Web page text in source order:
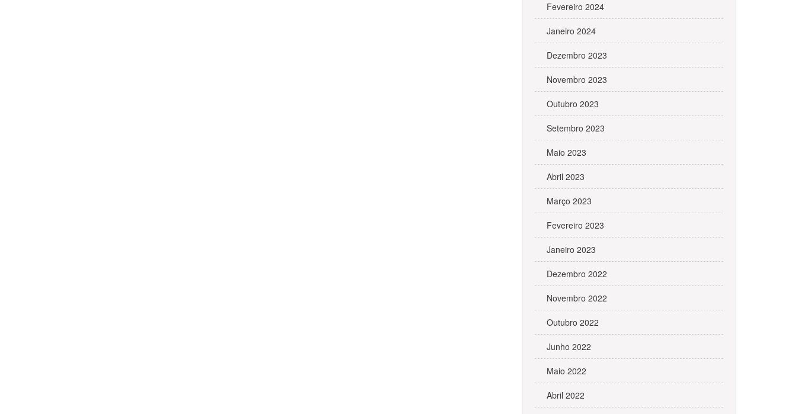
Fevereiro 2024
Janeiro 2024
Dezembro 2023
Novembro 2023
Outubro 2023
Setembro 2023
Maio 2023
Abril 2023
Março 2023
Fevereiro 2023
Janeiro 2023
Dezembro 2022
Novembro 2022
Outubro 2022
Junho 2022
Maio 2022
Abril 2022